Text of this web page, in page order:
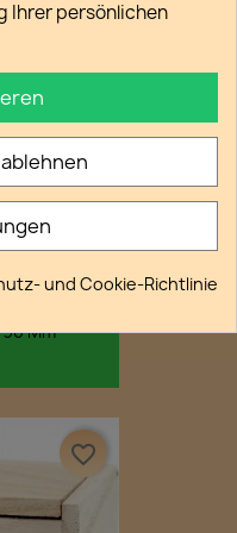
Mm
favorite_border
Ihrer persönlichen
und Cookie-Richtlinie